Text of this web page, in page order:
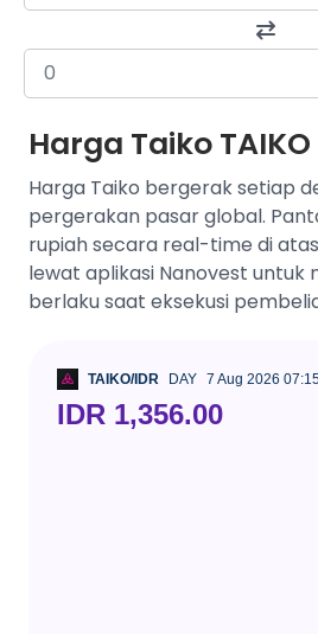
Harga Taiko
Harga Taiko bergerak setiap
pergerakan pasar global.
rupiah secara real-time di
lewat aplikasi Nanovest untuk
berlaku saat eksekusi
TAIKO/IDR DAY 7 Aug 2026
IDR 1,356.00